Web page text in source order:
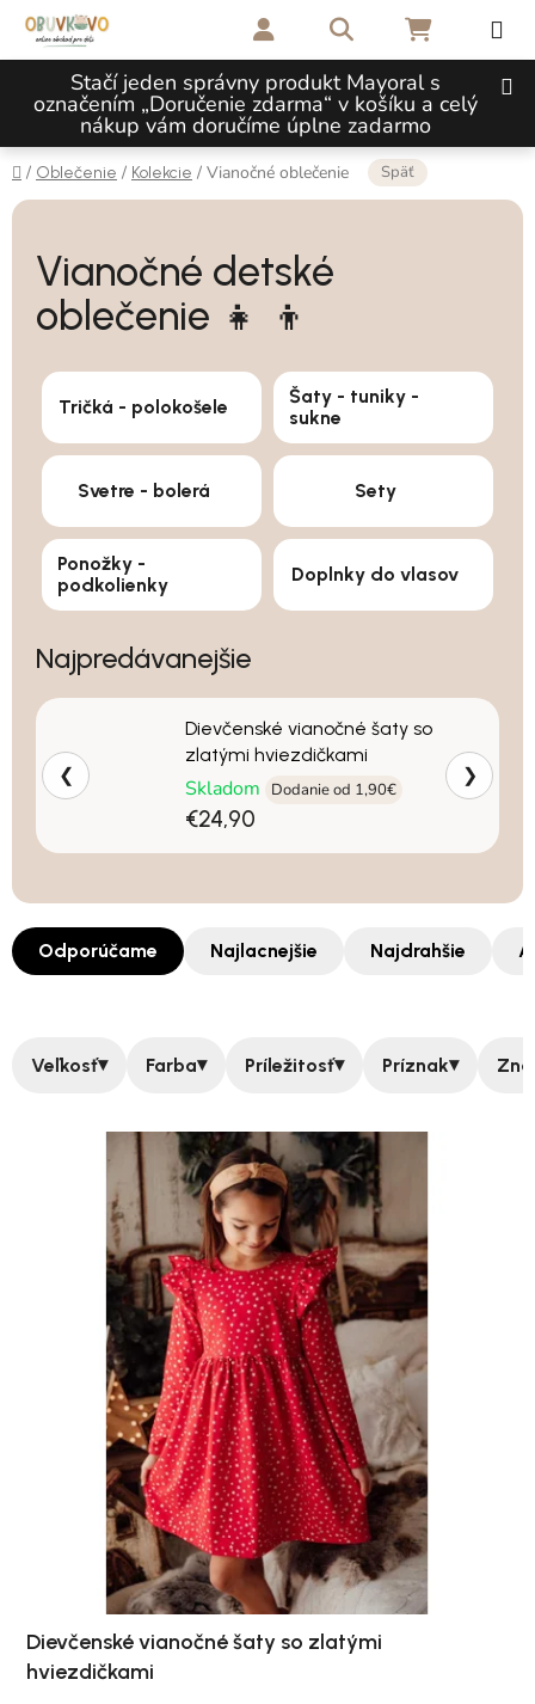
Prejsť na obsah
Stačí jeden správny produkt Mayoral s
označením „Doručenie zdarma“ v košíku a celý
nákup vám doručíme úplne zadarmo
Hľadať NÁKUPNÝ
Domov
/ Oblečenie / Kolekcie / Vianočné oblečenie Späť
Vianočné detské
oblečenie 👧 👦
Tričká - polokošele
Šaty - tuniky -
sukne
Svetre - bolerá Sety
Ponožky -
podkolienky
Doplnky do vlasov
Najpredávanejšie
Dievčenské vianočné šaty so
zlatými hviezdičkami
Skladom Dodanie od 1,90€
€24,90
❮ ❯
Odporúčame Najlacnejšie Najdrahšie
Veľkosť▾ Farba▾ Príležitosť▾ Príznak▾
Dievčenské vianočné šaty so zlatými
hviezdičkami